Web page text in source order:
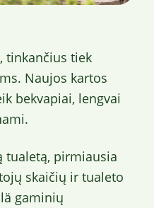
tinkančius tiek
Naujos kartos
bekvapiai, lengvai
tualetą, pirmiausia
skaičių ir tualeto
gaminių